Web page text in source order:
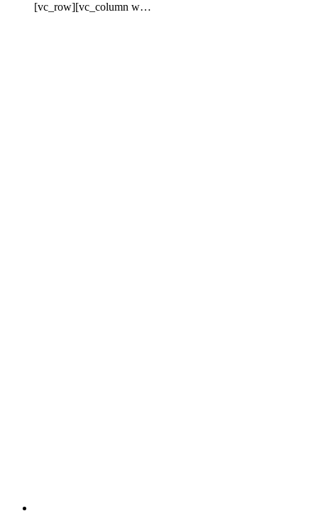
[vc_row][vc_column w…